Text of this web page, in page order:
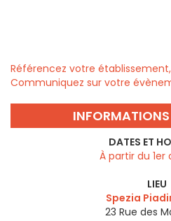
Référencez votre
Communiquez sur votre
DATES ET
À partir du 1er
LIEU
Spezia
23 Rue des